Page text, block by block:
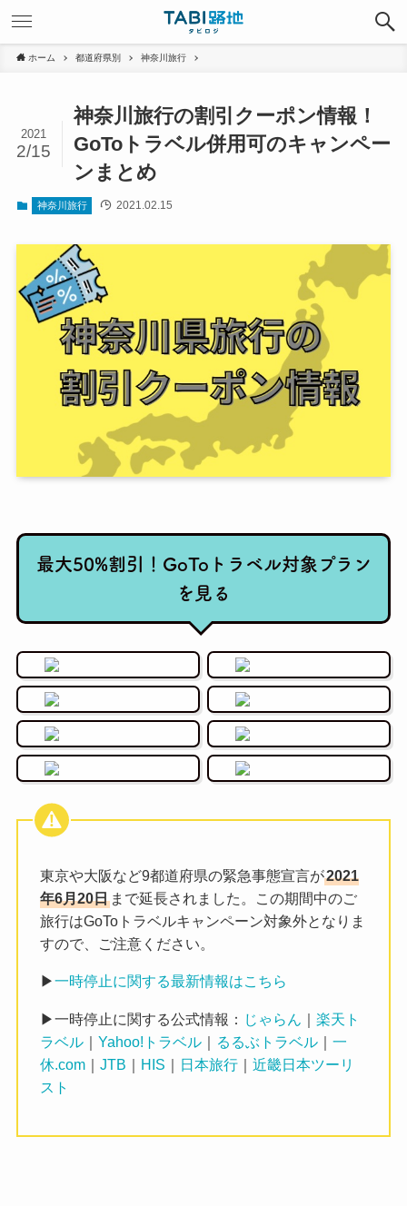
ホーム 都道府県別 神奈川旅行
神奈川旅行の割引クーポン情報！
GoToトラベル併用可のキャンペー
ンまとめ
2021
2/15
神奈川旅行 2021.02.15
最大50%割引！GoToトラベル対象プラン
を見る
東京や大阪など9都道府県の緊急事態宣言が2021
年6月20日 まで延長されました。この期間中のご
旅行はGoToトラベルキャンペーン対象外となりま
すので、ご注意ください。
▶一時停止に関する最新情報はこちら
▶一時停止に関する公式情報： じゃらん ｜楽天ト
ラベル ｜Yahoo!トラベル ｜ るるぶトラベル ｜一
休.com ｜JTB ｜ HIS ｜ 日本旅行 ｜近畿日本ツーリ
スト